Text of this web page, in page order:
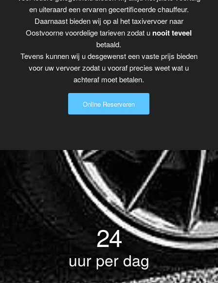
en uiteraard een ervaren gecertificeerde chauffeur.
Daarnaast bieden wij op al het taxivervoer naar
Oostvoorne voordelige tarieven zodat u nooit teveel
betaald.
Tevens kunnen wij u desgewenst een vaste prijs bieden
voor uw vervoer zodat u vooraf precies weet wat u
achteraf moet betalen.
Online Reserveren
24
uur per dag